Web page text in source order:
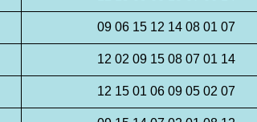
09 06 15 12 14 08 01 07
12 02 09 15 08 07 01 14
12 15 01 06 09 05 02 07